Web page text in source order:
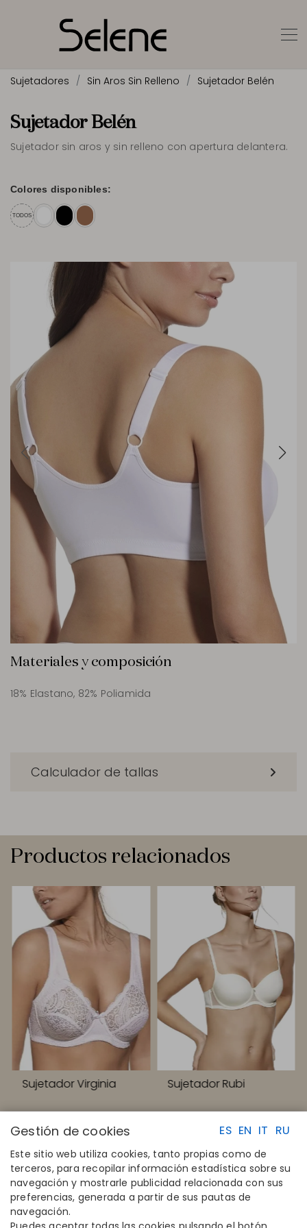
Sujetadores Sin Aros Sin Relleno Sujetador Belén
Sujetador Belén
Sujetador sin aros y sin relleno con apertura delantera.
Colores disponibles:
TODOS
Materiales y composición
18% Elastano, 82% Poliamida
Calculador de tallas
Productos relacionados
Sujetador Virginia Sujetador Rubi
ES EN IT RU
Gestión de cookies
Este sitio web utiliza cookies, tanto propias como de
terceros, para recopilar información estadística sobre su
navegación y mostrarle publicidad relacionada con sus
preferencias, generada a partir de sus pautas de
navegación.
ENLACES RAPIDOS
Calcula tu talla
Encuentra tu tienda
CONTACTO
Disintex 2021 SL